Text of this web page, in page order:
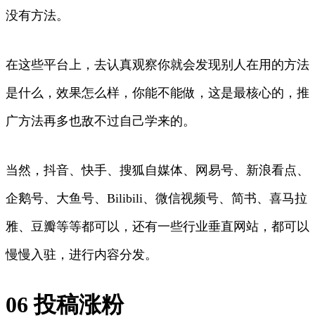
没有方法。
在这些平台上，去认真观察你就会发现别人在用的方法
是什么，效果怎么样，你能不能做，这是最核心的，推
广方法再多也敌不过自己学来的。
当然，抖音、快手、搜狐自媒体、网易号、新浪看点、
企鹅号、大鱼号、Bilibili、微信视频号、简书、喜马拉
雅、豆瓣等等都可以，还有一些行业垂直网站，都可以
慢慢入驻，进行内容分发。
06 投稿涨粉